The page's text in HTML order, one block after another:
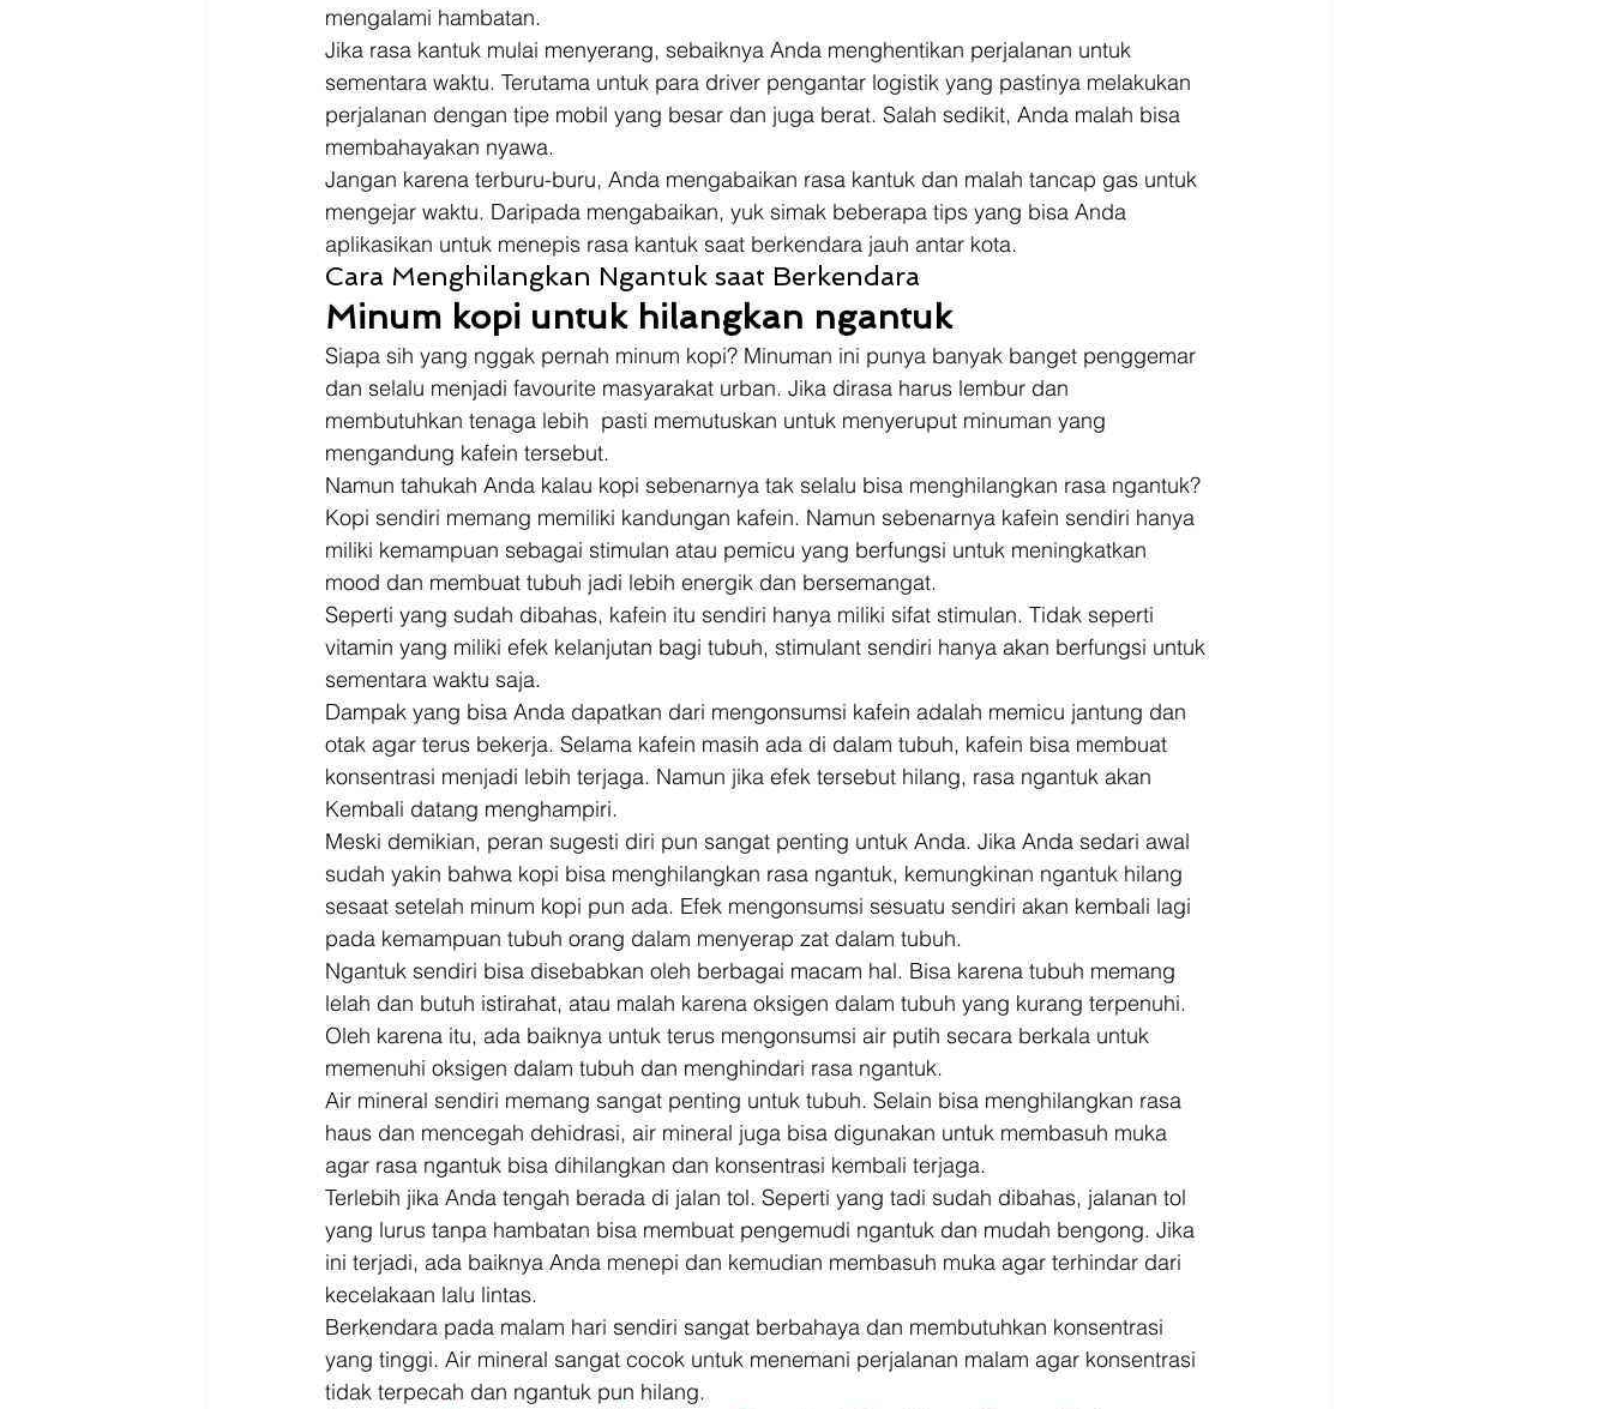
mengalami hambatan.
Jika rasa kantuk mulai menyerang, sebaiknya Anda menghentikan perjalanan untuk
sementara waktu. Terutama untuk para driver pengantar logistik yang pastinya melakukan
perjalanan dengan tipe mobil yang besar dan juga berat. Salah sedikit, Anda malah bisa
membahayakan nyawa.
Jangan karena terburu-buru, Anda mengabaikan rasa kantuk dan malah tancap gas untuk
mengejar waktu. Daripada mengabaikan, yuk simak beberapa tips yang bisa Anda
aplikasikan untuk menepis rasa kantuk saat berkendara jauh antar kota.
Cara Menghilangkan Ngantuk saat Berkendara
Minum kopi untuk hilangkan ngantuk
Siapa sih yang nggak pernah minum kopi? Minuman ini punya banyak banget penggemar
dan selalu menjadi favourite masyarakat urban. Jika dirasa harus lembur dan
membutuhkan tenaga lebih  pasti memutuskan untuk menyeruput minuman yang
mengandung kafein tersebut.
Namun tahukah Anda kalau kopi sebenarnya tak selalu bisa menghilangkan rasa ngantuk?
Kopi sendiri memang memiliki kandungan kafein. Namun sebenarnya kafein sendiri hanya
miliki kemampuan sebagai stimulan atau pemicu yang berfungsi untuk meningkatkan
mood dan membuat tubuh jadi lebih energik dan bersemangat.
Seperti yang sudah dibahas, kafein itu sendiri hanya miliki sifat stimulan. Tidak seperti
vitamin yang miliki efek kelanjutan bagi tubuh, stimulant sendiri hanya akan berfungsi untuk
sementara waktu saja.
Dampak yang bisa Anda dapatkan dari mengonsumsi kafein adalah memicu jantung dan
otak agar terus bekerja. Selama kafein masih ada di dalam tubuh, kafein bisa membuat
konsentrasi menjadi lebih terjaga. Namun jika efek tersebut hilang, rasa ngantuk akan
Kembali datang menghampiri.
Meski demikian, peran sugesti diri pun sangat penting untuk Anda. Jika Anda sedari awal
sudah yakin bahwa kopi bisa menghilangkan rasa ngantuk, kemungkinan ngantuk hilang
sesaat setelah minum kopi pun ada. Efek mengonsumsi sesuatu sendiri akan kembali lagi
pada kemampuan tubuh orang dalam menyerap zat dalam tubuh.
Ngantuk sendiri bisa disebabkan oleh berbagai macam hal. Bisa karena tubuh memang
lelah dan butuh istirahat, atau malah karena oksigen dalam tubuh yang kurang terpenuhi.
Oleh karena itu, ada baiknya untuk terus mengonsumsi air putih secara berkala untuk
memenuhi oksigen dalam tubuh dan menghindari rasa ngantuk.
Air mineral sendiri memang sangat penting untuk tubuh. Selain bisa menghilangkan rasa
haus dan mencegah dehidrasi, air mineral juga bisa digunakan untuk membasuh muka
agar rasa ngantuk bisa dihilangkan dan konsentrasi kembali terjaga.
Terlebih jika Anda tengah berada di jalan tol. Seperti yang tadi sudah dibahas, jalanan tol
yang lurus tanpa hambatan bisa membuat pengemudi ngantuk dan mudah bengong. Jika
ini terjadi, ada baiknya Anda menepi dan kemudian membasuh muka agar terhindar dari
kecelakaan lalu lintas.
Berkendara pada malam hari sendiri sangat berbahaya dan membutuhkan konsentrasi
yang tinggi. Air mineral sangat cocok untuk menemani perjalanan malam agar konsentrasi
tidak terpecah dan ngantuk pun hilang.